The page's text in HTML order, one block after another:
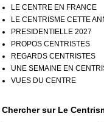
LE CENTRE EN FRANCE
LE CENTRISME CETTE
PRESIDENTIELLE 2027
PROPOS CENTRISTES
REGARDS CENTRISTES
UNE SEMAINE EN
VUES DU CENTRE
Chercher sur Le